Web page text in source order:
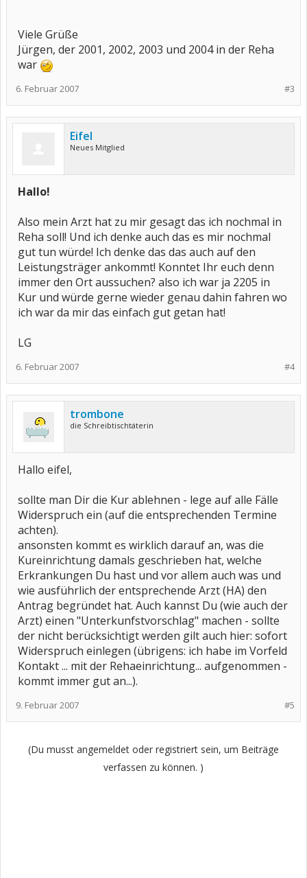
Viele Grüße
Jürgen, der 2001, 2002, 2003 und 2004 in der Reha
war
#3
6. Februar 2007
Eifel
Neues Mitglied
Hallo!
Also mein Arzt hat zu mir gesagt das ich nochmal in
Reha soll! Und ich denke auch das es mir nochmal
gut tun würde! Ich denke das das auch auf den
Leistungsträger ankommt! Konntet Ihr euch denn
immer den Ort aussuchen? also ich war ja 2205 in
Kur und würde gerne wieder genau dahin fahren wo
ich war da mir das einfach gut getan hat!
LG
#4
6. Februar 2007
trombone
die Schreibtischtäterin
Hallo eifel,
sollte man Dir die Kur ablehnen - lege auf alle Fälle
Widerspruch ein (auf die entsprechenden Termine
achten).
ansonsten kommt es wirklich darauf an, was die
Kureinrichtung damals geschrieben hat, welche
Erkrankungen Du hast und vor allem auch was und
wie ausführlich der entsprechende Arzt (HA) den
Antrag begründet hat. Auch kannst Du (wie auch der
Arzt) einen "Unterkunfstvorschlag" machen - sollte
der nicht berücksichtigt werden gilt auch hier: sofort
Widerspruch einlegen (übrigens: ich habe im Vorfeld
Kontakt ... mit der Rehaeinrichtung... aufgenommen -
kommt immer gut an...).
#5
9. Februar 2007
(Du musst angemeldet oder registriert sein, um Beiträge
verfassen zu können. )